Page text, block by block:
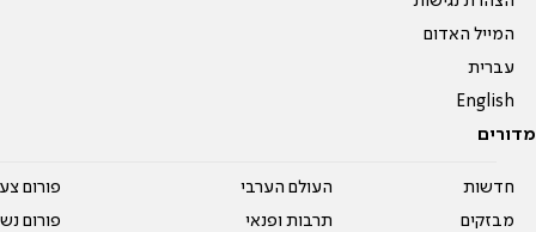
המייל האדום
עברית
English
מדורים
חדשות
מבזקים
העולם הערבי
תרבות ופנאי
פורום
פורום